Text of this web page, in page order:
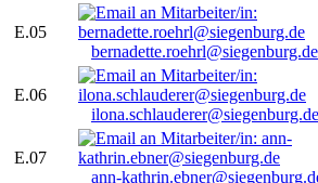
E.05
bernadette.roehrl@siegenburg.de
E.06
ilona.schlauderer@siegenburg.de
E.07
ann-